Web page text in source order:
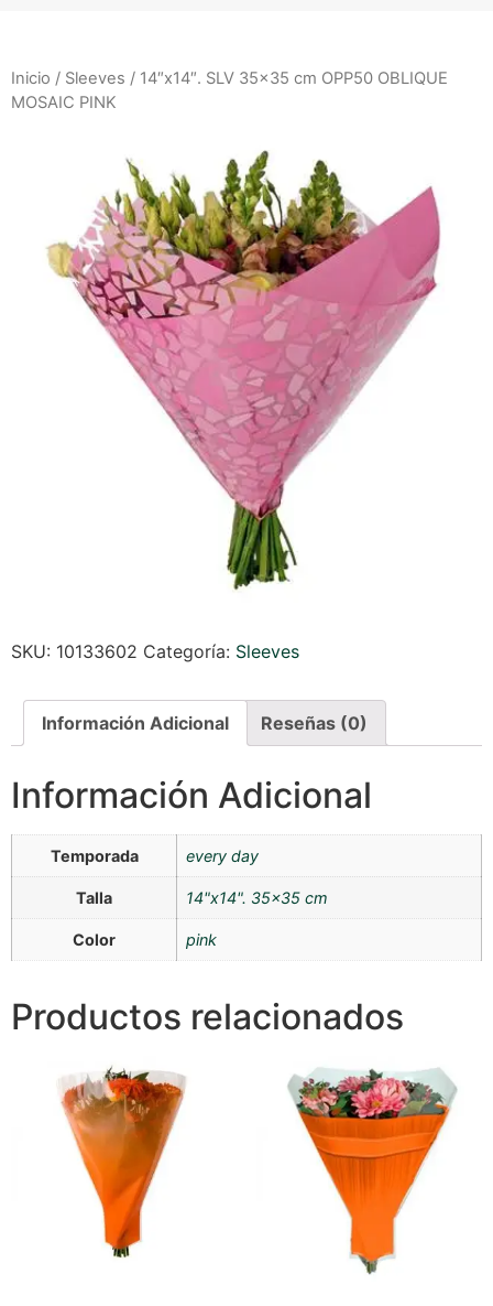
Inicio / Sleeves / 14″x14″. SLV 35×35 cm OPP50 OBLIQUE
MOSAIC PINK
SKU: 10133602 Categoría: Sleeves
Información Adicional Reseñas (0)
Información Adicional
Temporada every day
Talla 14"x14". 35×35 cm
Color pink
Productos relacionados